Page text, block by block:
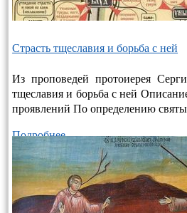
Страсть тщеславия и борьба с ней
Из проповедей протоиерея
тщеславия и борьба с ней
проявлений По определению
Подробнее…